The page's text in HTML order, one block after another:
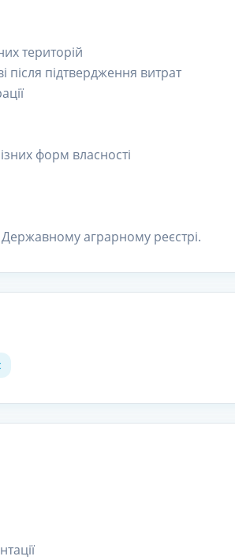
територій
підтвердження витрат
форм власності
аграрному реєстрі.